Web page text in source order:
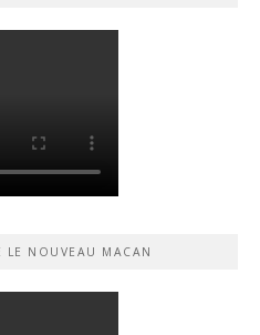
LE NOUVEAU MACAN